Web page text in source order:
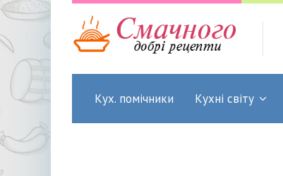
Кух. помічники Кухні світу